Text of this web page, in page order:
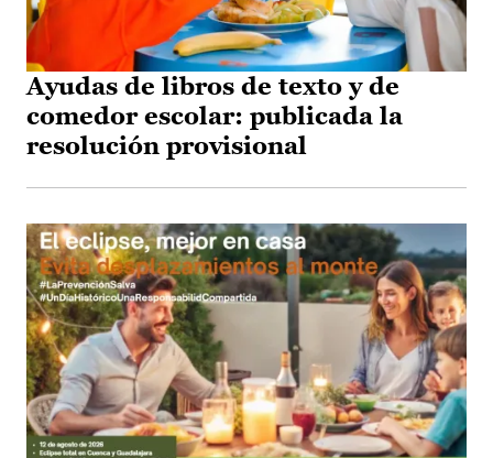
Ayudas de libros de texto y de
comedor escolar: publicada la
resolución provisional